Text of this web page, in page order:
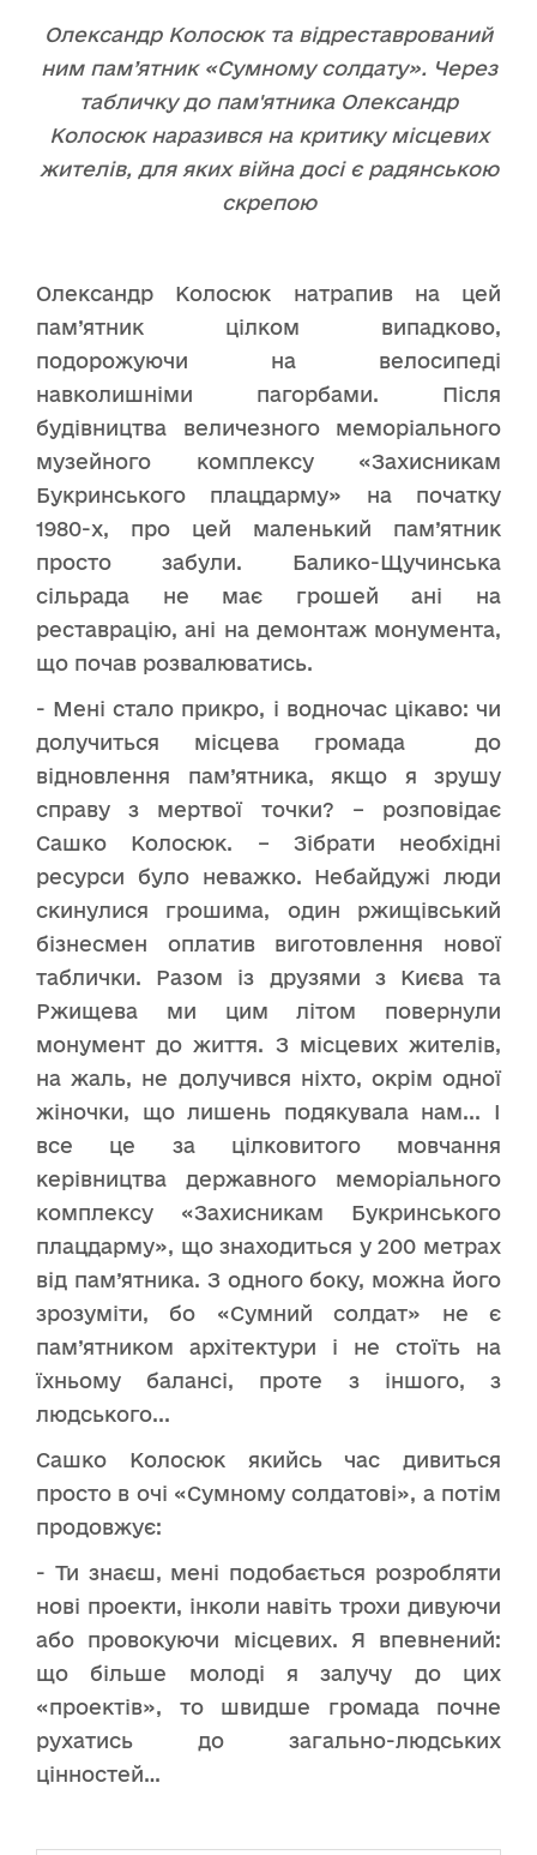
Олександр Колосюк та відреставрований
ним пам’ятник «Сумному солдату». Через
табличку до пам'ятника Олександр
Колосюк наразився на критику місцевих
жителів, для яких війна досі є радянською
скрепою
Олександр Колосюк натрапив на цей
пам’ятник цілком випадково,
подорожуючи на велосипеді
навколишніми пагорбами. Після
будівництва величезного меморіального
музейного комплексу «Захисникам
Букринського плацдарму» на початку
1980-х, про цей маленький пам’ятник
просто забули. Балико-Щучинська
сільрада не має грошей ані на
реставрацію, ані на демонтаж монумента,
що почав розвалюватись.
- Мені стало прикро, і водночас цікаво: чи
долучиться місцева громада до
відновлення пам’ятника, якщо я зрушу
справу з мертвої точки? – розповідає
Сашко Колосюк. – Зібрати необхідні
ресурси було неважко. Небайдужі люди
скинулися грошима, один ржищівський
бізнесмен оплатив виготовлення нової
таблички. Разом із друзями з Києва та
Ржищева ми цим літом повернули
монумент до життя. З місцевих жителів,
на жаль, не долучився ніхто, окрім одної
жіночки, що лишень подякувала нам... І
все це за цілковитого мовчання
керівництва державного меморіального
комплексу «Захисникам Букринського
плацдарму», що знаходиться у 200 метрах
від пам’ятника. З одного боку, можна його
зрозуміти, бо «Сумний солдат» не є
пам’ятником архітектури і не стоїть на
їхньому балансі, проте з іншого, з
людського...
Сашко Колосюк якийсь час дивиться
просто в очі «Сумному солдатові», а потім
продовжує:
- Ти знаєш, мені подобається розробляти
нові проекти, інколи навіть трохи дивуючи
або провокуючи місцевих. Я впевнений:
що більше молоді я залучу до цих
«проектів», то швидше громада почне
рухатись до загально-людських
цінностей…